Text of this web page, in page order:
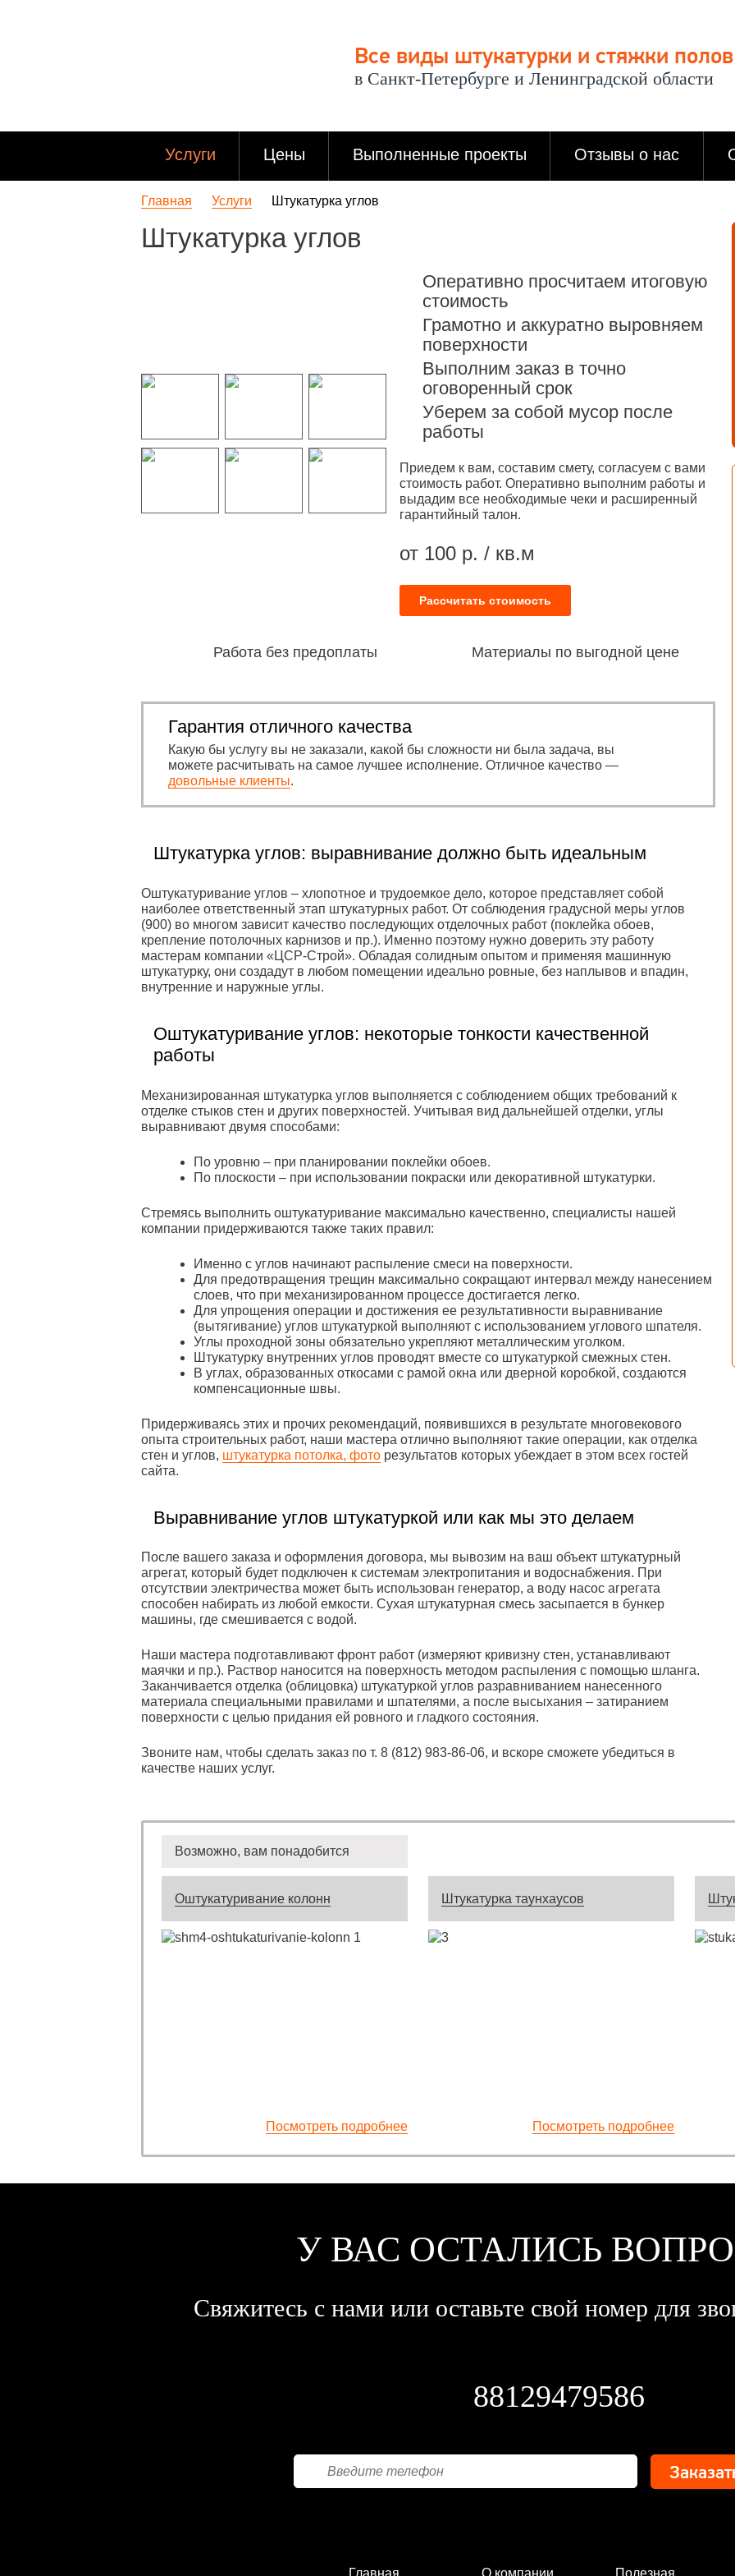
Все виды штукатурки и стяжки полов
в Санкт-Петербурге и Ленинградской области
Услуги Цены Выполненные проекты Отзывы о нас
Главная Услуги Штукатурка углов
Штукатурка углов
Оперативно просчитаем итоговую
стоимость
Грамотно и аккуратно выровняем
поверхности
Выполним заказ в точно
оговоренный срок
Уберем за собой мусор после
работы
Приедем к вам, составим смету, согласуем с вами
стоимость работ. Оперативно выполним работы и
выдадим все необходимые чеки и расширенный
гарантийный талон.
от 100 р. / кв.м
Рассчитать стоимость
Работа без предоплаты Материалы по выгодной цене
Гарантия отличного качества
Какую бы услугу вы не заказали, какой бы сложности ни была задача, вы
можете расчитывать на самое лучшее исполнение. Отличное качество —
довольные клиенты.
Штукатурка углов: выравнивание должно быть идеальным
Оштукатуривание углов – хлопотное и трудоемкое дело, которое представляет собой
наиболее ответственный этап штукатурных работ. От соблюдения градусной меры углов
(900) во многом зависит качество последующих отделочных работ (поклейка обоев,
крепление потолочных карнизов и пр.). Именно поэтому нужно доверить эту работу
мастерам компании «ЦСР-Строй». Обладая солидным опытом и применяя машинную
штукатурку, они создадут в любом помещении идеально ровные, без наплывов и впадин,
внутренние и наружные углы.
Оштукатуривание углов: некоторые тонкости качественной
работы
Механизированная штукатурка углов выполняется с соблюдением общих требований к
отделке стыков стен и других поверхностей. Учитывая вид дальнейшей отделки, углы
выравнивают двумя способами:
По уровню – при планировании поклейки обоев.
По плоскости – при использовании покраски или декоративной штукатурки.
Стремясь выполнить оштукатуривание максимально качественно, специалисты нашей
компании придерживаются также таких правил:
Именно с углов начинают распыление смеси на поверхности.
Для предотвращения трещин максимально сокращают интервал между нанесением
слоев, что при механизированном процессе достигается легко.
Для упрощения операции и достижения ее результативности выравнивание
(вытягивание) углов штукатуркой выполняют с использованием углового шпателя.
Углы проходной зоны обязательно укрепляют металлическим уголком.
Штукатурку внутренних углов проводят вместе со штукатуркой смежных стен.
В углах, образованных откосами с рамой окна или дверной коробкой, создаются
компенсационные швы.
Придерживаясь этих и прочих рекомендаций, появившихся в результате многовекового
опыта строительных работ, наши мастера отлично выполняют такие операции, как отделка
стен и углов, штукатурка потолка, фото результатов которых убеждает в этом всех гостей
сайта.
Выравнивание углов штукатуркой или как мы это делаем
После вашего заказа и оформления договора, мы вывозим на ваш объект штукатурный
агрегат, который будет подключен к системам электропитания и водоснабжения. При
отсутствии электричества может быть использован генератор, а воду насос агрегата
способен набирать из любой емкости. Сухая штукатурная смесь засыпается в бункер
машины, где смешивается с водой.
Наши мастера подготавливают фронт работ (измеряют кривизну стен, устанавливают
маячки и пр.). Раствор наносится на поверхность методом распыления с помощью шланга.
Заканчивается отделка (облицовка) штукатуркой углов разравниванием нанесенного
материала специальными правилами и шпателями, а после высыхания – затиранием
поверхности с целью придания ей ровного и гладкого состояния.
Звоните нам, чтобы сделать заказ по т. 8 (812) 983-86-06, и вскоре сможете убедиться в
качестве наших услуг.
Возможно, вам понадобится
Оштукатуривание колонн
Посмотреть подробнее
Штукатурка таунхаусов
Посмотреть подробнее
У ВАС ОСТАЛИСЬ
Свяжитесь с нами или оставьте свой номер для
88129479586
Главная О компании Полезная